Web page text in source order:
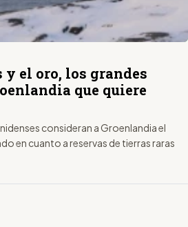
el oro, los grandes
que quiere
consideran a Groenlandia el
en cuanto a reservas de tierras raras